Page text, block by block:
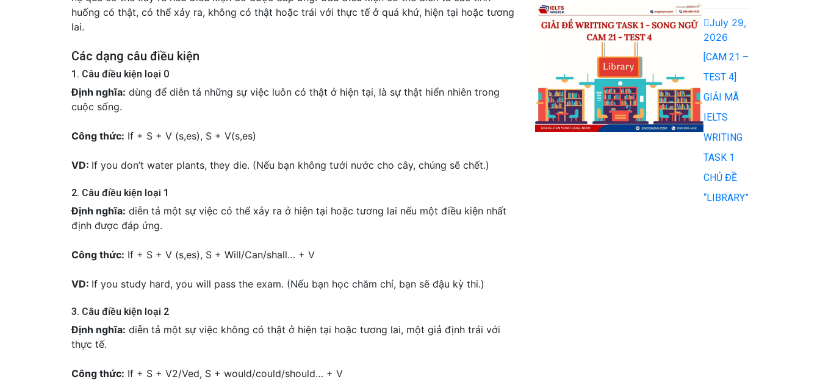
huống có thật, có thể xảy ra, không có thật hoặc trái với thực tế ở quá khứ, hiện tại hoặc tương
lai.
Các dạng câu điều kiện
1. Câu điều kiện loại 0
Định nghĩa: dùng để diễn tả những sự việc luôn có thật ở hiện tại, là sự thật hiển nhiên trong
cuộc sống.
Công thức: If + S + V (s,es), S + V(s,es)
VD: If you don’t water plants, they die. (Nếu bạn không tưới nước cho cây, chúng sẽ chết.)
2. Câu điều kiện loại 1
Định nghĩa: diễn tả một sự việc có thể xảy ra ở hiện tại hoặc tương lai nếu một điều kiện nhất
định được đáp ứng.
Công thức: If + S + V (s,es), S + Will/Can/shall… + V
VD: If you study hard, you will pass the exam. (Nếu bạn học chăm chỉ, bạn sẽ đậu kỳ thi.)
3. Câu điều kiện loại 2
Định nghĩa: diễn tả một sự việc không có thật ở hiện tại hoặc tương lai, một giả định trái với
thực tế.
Công thức: If + S + V2/Ved, S + would/could/should… + V
July 29,
2026
[CAM 21 –
TEST 4]
GIẢI MÃ
IELTS
WRITING
TASK 1
CHỦ ĐỀ
“LIBRARY”